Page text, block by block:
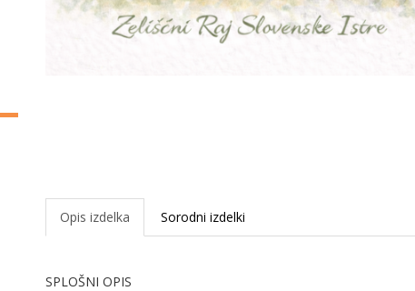
Opis izdelka Sorodni izdelki
SPLOŠNI OPIS